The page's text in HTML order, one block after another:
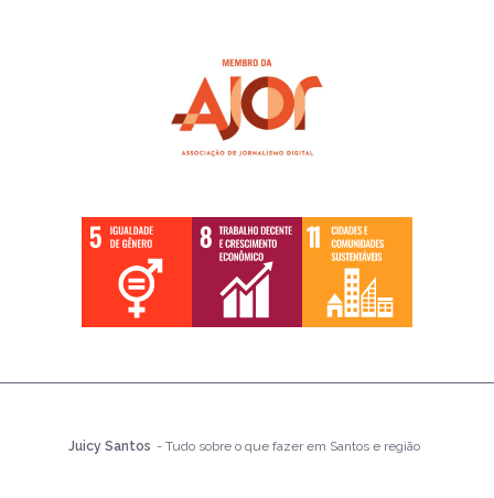
Juicy Santos - Tudo sobre o que fazer em Santos e região